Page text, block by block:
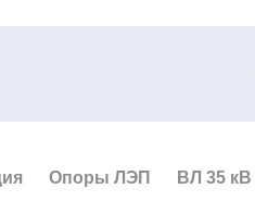
Опоры ЛЭП ВЛ 35 кВ